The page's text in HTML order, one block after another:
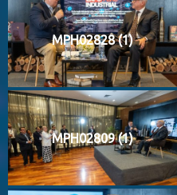
MPH02828 (1)
MPH02809 (1)